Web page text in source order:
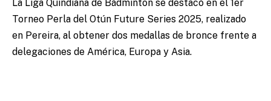
La Liga Quindiana de Bádminton se destacó en el 1er
Torneo Perla del Otún Future Series 2025, realizado
en Pereira, al obtener dos medallas de bronce frente a
delegaciones de América, Europa y Asia.